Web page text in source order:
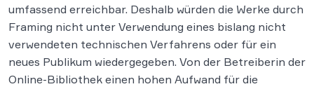
umfassend erreichbar. Deshalb würden die Werke durch
Framing nicht unter Verwendung eines bislang nicht
verwendeten technischen Verfahrens oder für ein
neues Publikum wiedergegeben. Von der Betreiberin der
Online-Bibliothek einen hohen Aufwand für die